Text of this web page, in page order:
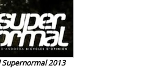
Supernormal 2013